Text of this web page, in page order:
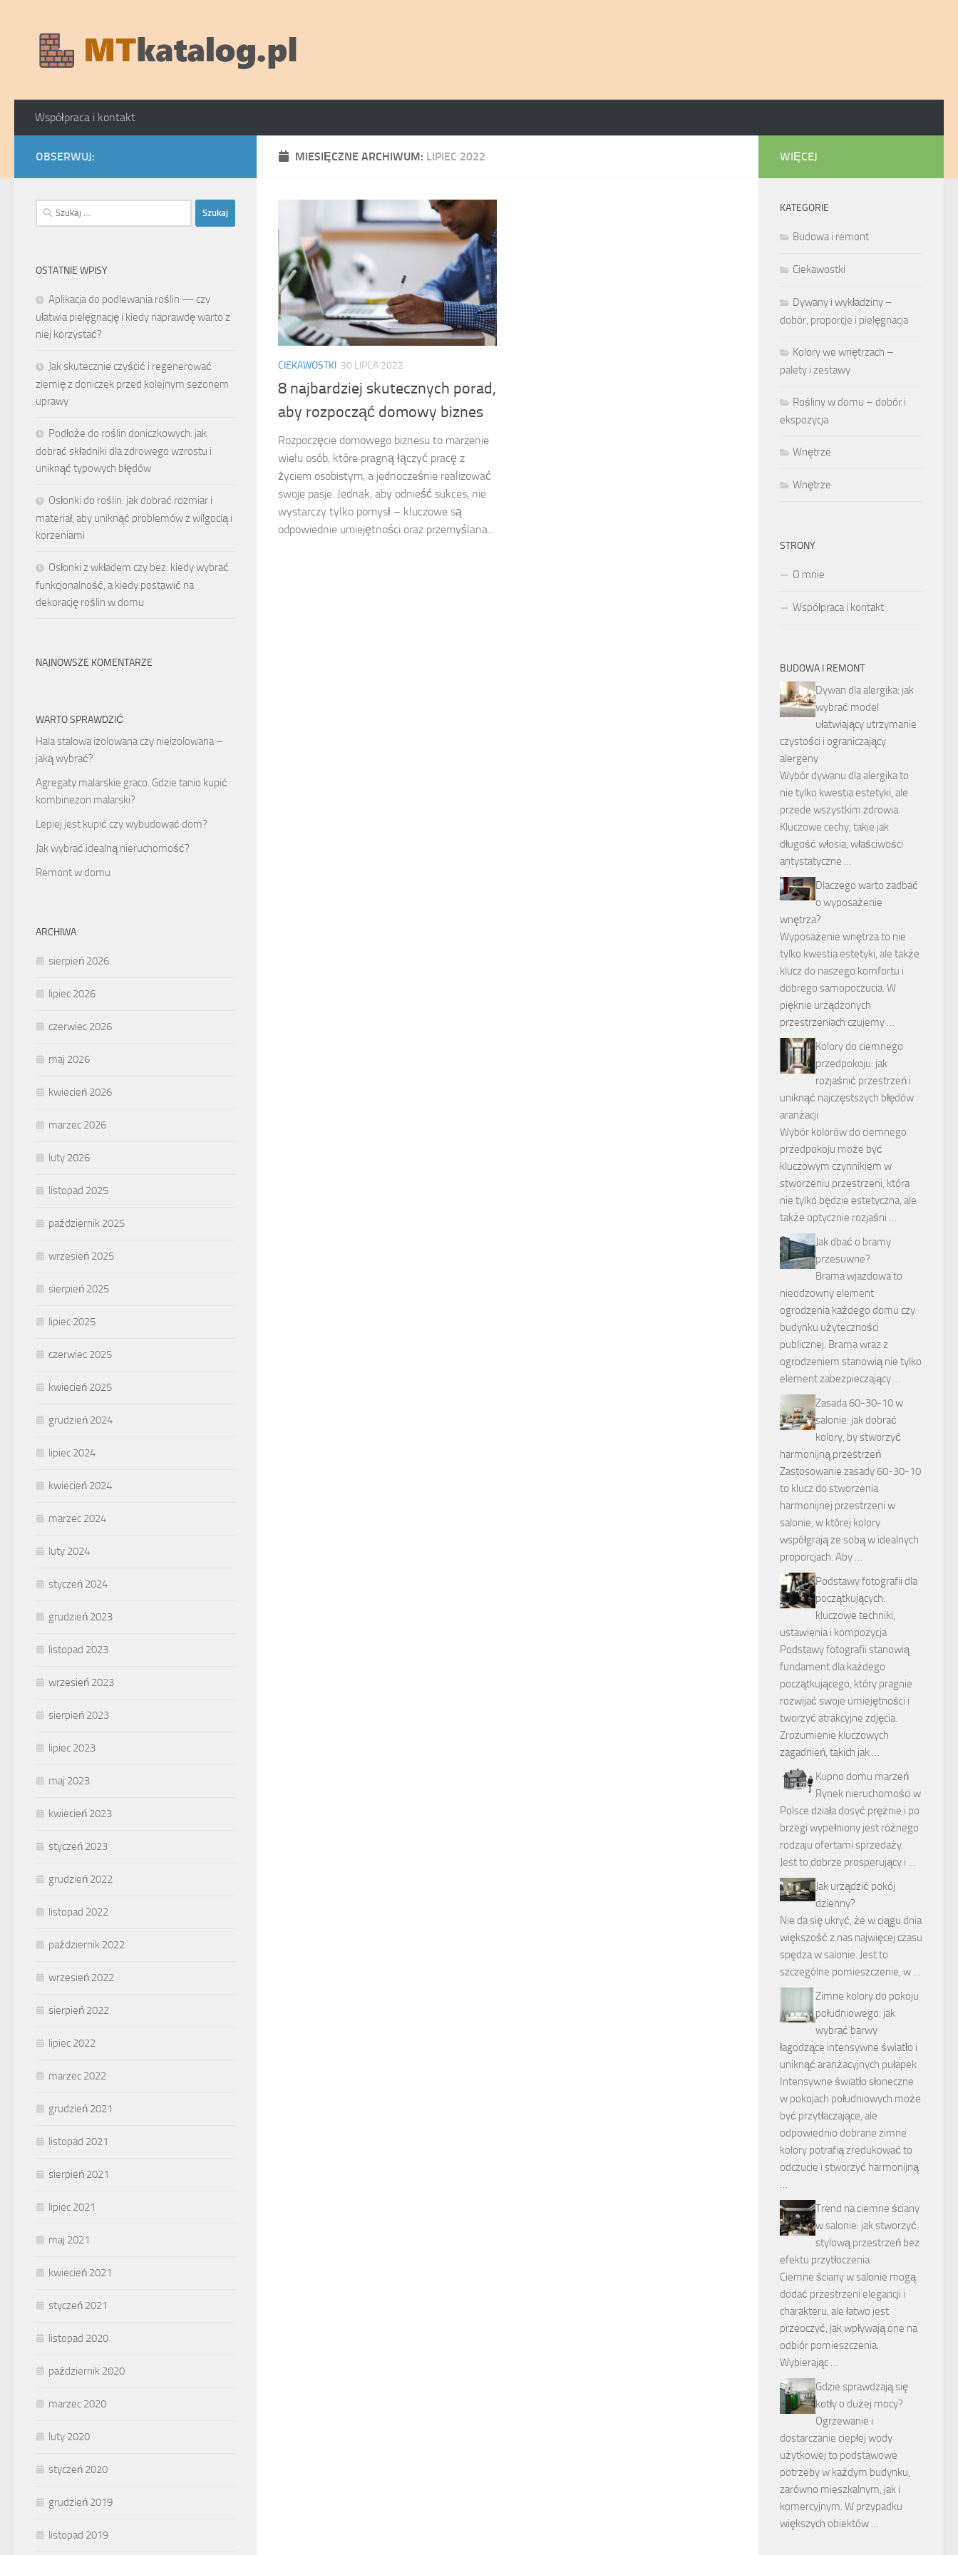
Współpraca i kontakt
MIESIĘCZNE ARCHIWUM: LIPIEC 2022
CIEKAWOSTKI 30 LIPCA 2022
8 najbardziej skutecznych porad,
aby rozpocząć domowy biznes
Rozpoczęcie domowego biznesu to marzenie
wielu osób, które pragną łączyć pracę z
życiem osobistym, a jednocześnie realizować
swoje pasje. Jednak, aby odnieść sukces, nie
wystarczy tylko pomysł – kluczowe są
odpowiednie umiejętności oraz przemyślana...
OBSERWUJ:
Szukaj:
OSTATNIE WPISY
Aplikacja do podlewania roślin — czy
ułatwia pielęgnację i kiedy naprawdę warto z
niej korzystać?
Jak skutecznie czyścić i regenerować
ziemię z doniczek przed kolejnym sezonem
uprawy
Podłoże do roślin doniczkowych: jak
dobrać składniki dla zdrowego wzrostu i
uniknąć typowych błędów
Osłonki do roślin: jak dobrać rozmiar i
materiał, aby uniknąć problemów z wilgocią i
korzeniami
Osłonki z wkładem czy bez: kiedy wybrać
funkcjonalność, a kiedy postawić na
dekorację roślin w domu
NAJNOWSZE KOMENTARZE
WARTO SPRAWDZIĆ
Hala stalowa izolowana czy nieizolowana –
jaką wybrać?
Agregaty malarskie graco. Gdzie tanio kupić
kombinezon malarski?
Lepiej jest kupić czy wybudować dom?
Jak wybrać idealną nieruchomość?
Remont w domu
ARCHIWA
sierpień 2026
lipiec 2026
czerwiec 2026
maj 2026
kwiecień 2026
marzec 2026
luty 2026
listopad 2025
październik 2025
wrzesień 2025
sierpień 2025
lipiec 2025
czerwiec 2025
kwiecień 2025
grudzień 2024
lipiec 2024
kwiecień 2024
marzec 2024
luty 2024
styczeń 2024
grudzień 2023
listopad 2023
wrzesień 2023
sierpień 2023
lipiec 2023
maj 2023
kwiecień 2023
styczeń 2023
grudzień 2022
listopad 2022
październik 2022
wrzesień 2022
sierpień 2022
lipiec 2022
marzec 2022
grudzień 2021
listopad 2021
sierpień 2021
lipiec 2021
maj 2021
kwiecień 2021
styczeń 2021
listopad 2020
październik 2020
marzec 2020
luty 2020
styczeń 2020
grudzień 2019
listopad 2019
WIĘCEJ
KATEGORIE
Budowa i remont
Ciekawostki
Dywany i wykładziny –
dobór, proporcje i pielęgnacja
Kolory we wnętrzach –
palety i zestawy
Rośliny w domu – dobór i
ekspozycja
Wnętrze
Wnętrze
STRONY
O mnie
Współpraca i kontakt
BUDOWA I REMONT
Dywan dla alergika: jak
wybrać model
ułatwiający utrzymanie
czystości i ograniczający
alergeny
Wybór dywanu dla alergika to
nie tylko kwestia estetyki, ale
przede wszystkim zdrowia.
Kluczowe cechy, takie jak
długość włosia, właściwości
antystatyczne …
Dlaczego warto zadbać
o wyposażenie
wnętrza?
Wyposażenie wnętrza to nie
tylko kwestia estetyki, ale także
klucz do naszego komfortu i
dobrego samopoczucia. W
pięknie urządzonych
przestrzeniach czujemy …
Kolory do ciemnego
przedpokoju: jak
rozjaśnić przestrzeń i
uniknąć najczęstszych błędów
aranżacji
Wybór kolorów do ciemnego
przedpokoju może być
kluczowym czynnikiem w
stworzeniu przestrzeni, która
nie tylko będzie estetyczna, ale
także optycznie rozjaśni …
Jak dbać o bramy
przesuwne?
Brama wjazdowa to
nieodzowny element
ogrodzenia każdego domu czy
budynku użyteczności
publicznej. Brama wraz z
ogrodzeniem stanowią nie tylko
element zabezpieczający …
Zasada 60-30-10 w
salonie: jak dobrać
kolory, by stworzyć
harmonijną przestrzeń
Zastosowanie zasady 60-30-10
to klucz do stworzenia
harmonijnej przestrzeni w
salonie, w której kolory
współgrają ze sobą w idealnych
proporcjach. Aby …
Podstawy fotografii dla
początkujących:
kluczowe techniki,
ustawienia i kompozycja
Podstawy fotografii stanowią
fundament dla każdego
początkującego, który pragnie
rozwijać swoje umiejętności i
tworzyć atrakcyjne zdjęcia.
Zrozumienie kluczowych
zagadnień, takich jak …
Kupno domu marzeń
Rynek nieruchomości w
Polsce działa dosyć prężnie i po
brzegi wypełniony jest różnego
rodzaju ofertami sprzedaży.
Jest to dobrze prosperujący i …
Jak urządzić pokój
dzienny?
Nie da się ukryć, że w ciągu dnia
większość z nas najwięcej czasu
spędza w salonie. Jest to
szczególne pomieszczenie, w …
Zimne kolory do pokoju
południowego: jak
wybrać barwy
łagodzące intensywne światło i
uniknąć aranżacyjnych pułapek
Intensywne światło słoneczne
w pokojach południowych może
być przytłaczające, ale
odpowiednio dobrane zimne
kolory potrafią zredukować to
odczucie i stworzyć harmonijną
…
Trend na ciemne ściany
w salonie: jak stworzyć
stylową przestrzeń bez
efektu przytłoczenia
Ciemne ściany w salonie mogą
dodać przestrzeni elegancji i
charakteru, ale łatwo jest
przeoczyć, jak wpływają one na
odbiór pomieszczenia.
Wybierając …
Gdzie sprawdzają się
kotły o dużej mocy?
Ogrzewanie i
dostarczanie ciepłej wody
użytkowej to podstawowe
potrzeby w każdym budynku,
zarówno mieszkalnym, jak i
komercyjnym. W przypadku
większych obiektów …